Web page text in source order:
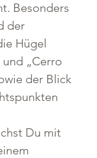
Besonders
der
Hügel
„Cerro
der Blick
Du mit